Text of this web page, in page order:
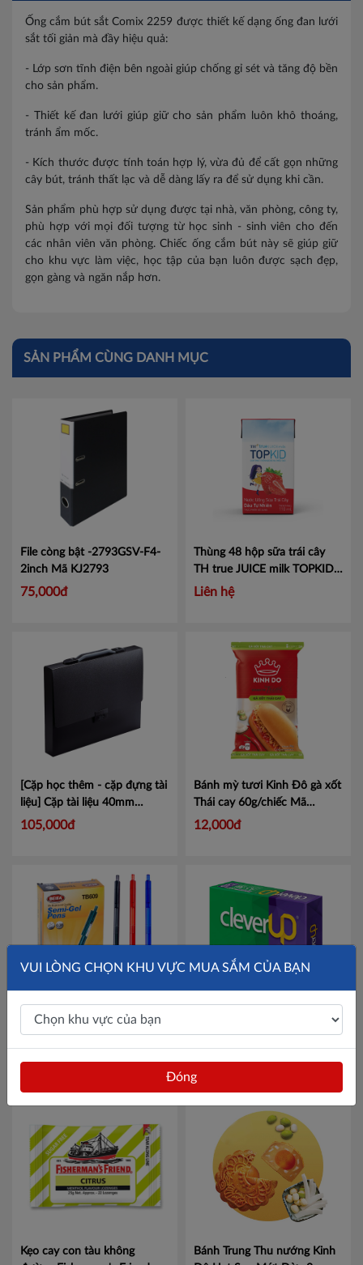
Ống cắm bút sắt Comix 2259 được thiết kế dạng ống đan lưới
sắt tối giản mà đầy hiệu quả:
- Lớp sơn tĩnh điện bên ngoài giúp chống gỉ sét và tăng độ bền
cho sản phẩm.
- Thiết kế đan lưới giúp giữ cho sản phẩm luôn khô thoáng,
tránh ẩm mốc.
- Kích thước được tính toán hợp lý, vừa đủ để cất gọn những
cây bút, tránh thất lạc và dễ dàng lấy ra để sử dụng khi cần.
Sản phẩm phù hợp sử dụng được tại nhà, văn phòng, công ty,
phù hợp với mọi đối tượng từ học sinh - sinh viên cho đến
các nhân viên văn phòng. Chiếc ống cắm bút này sẽ giúp giữ
cho khu vực làm việc, học tập của bạn luôn được sạch đẹp,
gọn gàng và ngăn nắp hơn.
SẢN PHẨM CÙNG DANH MỤC
File còng bật -2793GSV-F4-
2inch Mã KJ2793
75,000đ
Thùng 48 hộp sữa trái cây
TH true JUICE milk TOPKID
dâu tự nhiên 110ml
Liên hệ
[Cặp học thêm - cặp đựng tài
liệu] Cặp tài liệu 40mm
KingJim TEFIT 282/ A4
105,000đ
Bánh mỳ tươi Kinh Đô gà xốt
Thái cay 60g/chiếc Mã
4304166
12,000đ
Hộp 24 chiếc bút semi gel
Beifa TB609 - ngòi 0.38mm
Mã TB609
Giấy in/ photocopy Clever Up
A5 92.70 định lượng 70gsm
500 tờ/ ramMã CleverUpA5-
Kẹo cay con tàu không
Bánh Trung Thu nướng Kinh
VUI LÒNG CHỌN KHU VỰC MUA SẮM CỦA BẠN
Đóng